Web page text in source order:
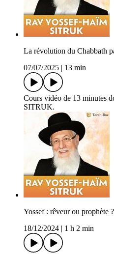
La révolution du Chabbath
07/07/2025
13 min
Cours vidéo de 13 minutes
SITRUK.
Yossef : rêveur ou prophète
18/12/2024
1 h 2 min